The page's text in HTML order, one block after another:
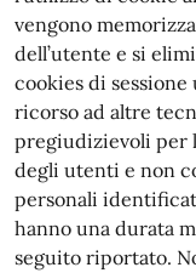
vengono
dell’utente e si
cookies di
ricorso ad altre
pregiudizievoli per
degli utenti e non
personali
hanno una durata
seguito riportato.